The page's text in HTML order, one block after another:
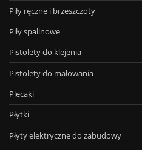
Piły ręczne i brzeszczoty
Piły spalinowe
Pistolety do klejenia
Pistolety do malowania
Plecaki
Płytki
Płyty elektryczne do zabudowy